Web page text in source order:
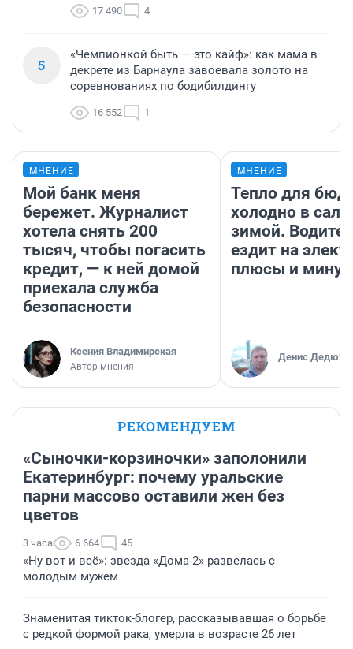
17 490 4
5
«Чемпионкой быть — это кайф»: как мама в
декрете из Барнаула завоевала золото на
соревнованиях по бодибилдингу
16 552 1
МНЕНИЕ
Мой банк меня
бережет. Журналист
хотела снять 200
тысяч, чтобы погасить
кредит, — к ней домой
приехала служба
безопасности
Ксения Владимирская
Автор мнения
МНЕНИЕ
Тепло для
холодно в
зимой.
ездит на
плюсы и
Денис
РЕКОМЕНДУЕМ
«Сыночки-корзиночки» заполонили
Екатеринбург: почему уральские
парни массово оставили жен без
цветов
3 часа 6 664 45
«Ну вот и всё»: звезда «Дома-2» развелась с
молодым мужем
Знаменитая тикток-блогер, рассказывавшая о борьбе
с редкой формой рака, умерла в возрасте 26 лет